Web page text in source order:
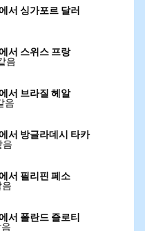
싱가포르 달러
서 스위스 프랑
음
서 브라질 헤알
음
방글라데시 타카
음
서 필리핀 페소
음
폴란드 즐로티